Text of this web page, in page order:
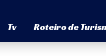
Tv Roteiro de